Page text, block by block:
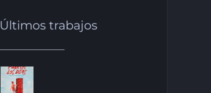
Últimos trabajos